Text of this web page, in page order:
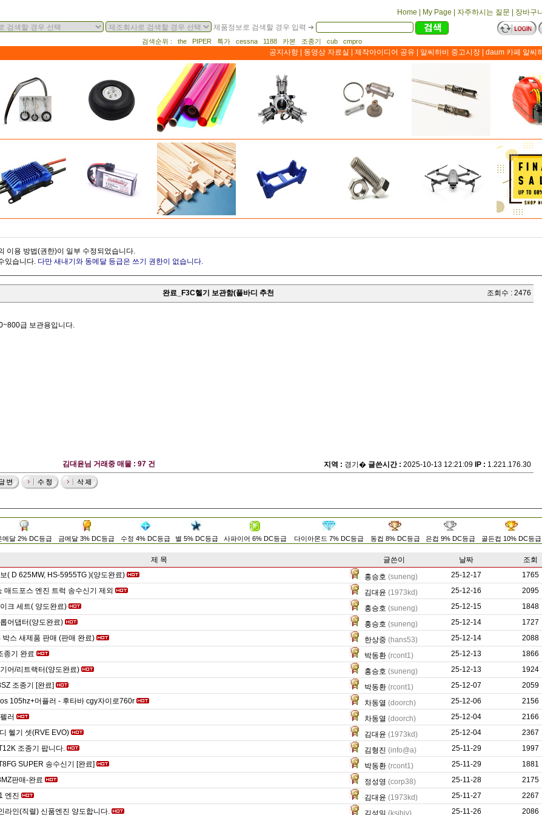
Home My Page 자주하시는 질문
장바구
제품정보로 검색할 경우 입력 ➔
검색순위 : the PIPER 특가 cessna 1188 카본 조종기 cub cmpro
공지사항 동영상 자료실 제작아이디어 공유 알씨하비 중고시장 daum 카페 알씨
이용 방법(권한)이 일부 수정되었습니다.
있습니다. 다만 새내기와 동메달 등급은 쓰기 권한이 없습니다.
완료_F3C헬기 보관함(풀바디 추천 조회수 : 2476
급 보관용입니다.
김대윤님 거래중 매물 : 97 건 지역 : 경기� 글쓴시간 : 2025-10-13 12:21:09 IP : 1.221.176.30
메달 2% DC등급 금메달 3% DC등급 수정 4% DC등급 별 5% DC등급 사파이어 6% DC등급 다이아몬드 7% DC등급 동컵 8% DC등급 은컵 9% DC등급 골든컵 10% DC등급
제 목 글쓴이 날짜
조회
( D 625MW, HS-5955TG )(양도완료) 홍승호 (suneng) 25-12-17
1765
매드포스 엔진 트럭 송수신기 제외 김대윤 (1973kd) 25-12-16
2095
크 세트( 양도완료) 홍승호 (suneng) 25-12-15
1848
어댑터(양도완료) 홍승호 (suneng) 25-12-14
1727
박스 새제품 판매 (판매 완료) 한상중 (hans53) 25-12-14
2088
종기 완료 박동환 (rcont1) 25-12-13
1866
어/리트랙터(양도완료) 홍승호 (suneng) 25-12-13
1924
조종기 [완료] 박동환 (rcont1) 25-12-07
2059
105hz+머플러 - 후타바 cgy자이로760r 차동열 (doorch) 25-12-06
2156
러 차동열 (doorch) 25-12-04
2166
헬기 셋(RVE EVO) 김대윤 (1973kd) 25-12-04
2367
조종기 팝니다. 김형진 (info@a) 25-11-29
1997
SUPER 송수신기 [완료] 박동환 (rcont1) 25-11-29
1881
판매-완료 정성영 (corp38) 25-11-28
2175
엔진 김대윤 (1973kd) 25-11-27
2267
라인(직렬) 신품엔진 양도합니다. 김성일 (ksihiy) 25-11-26 2086